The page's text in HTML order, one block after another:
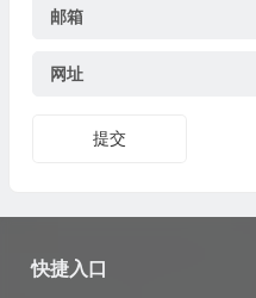
邮箱
网址
提交
快捷入口